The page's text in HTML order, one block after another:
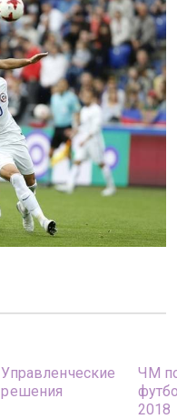
Управленческие
решения
ЧМ
2018